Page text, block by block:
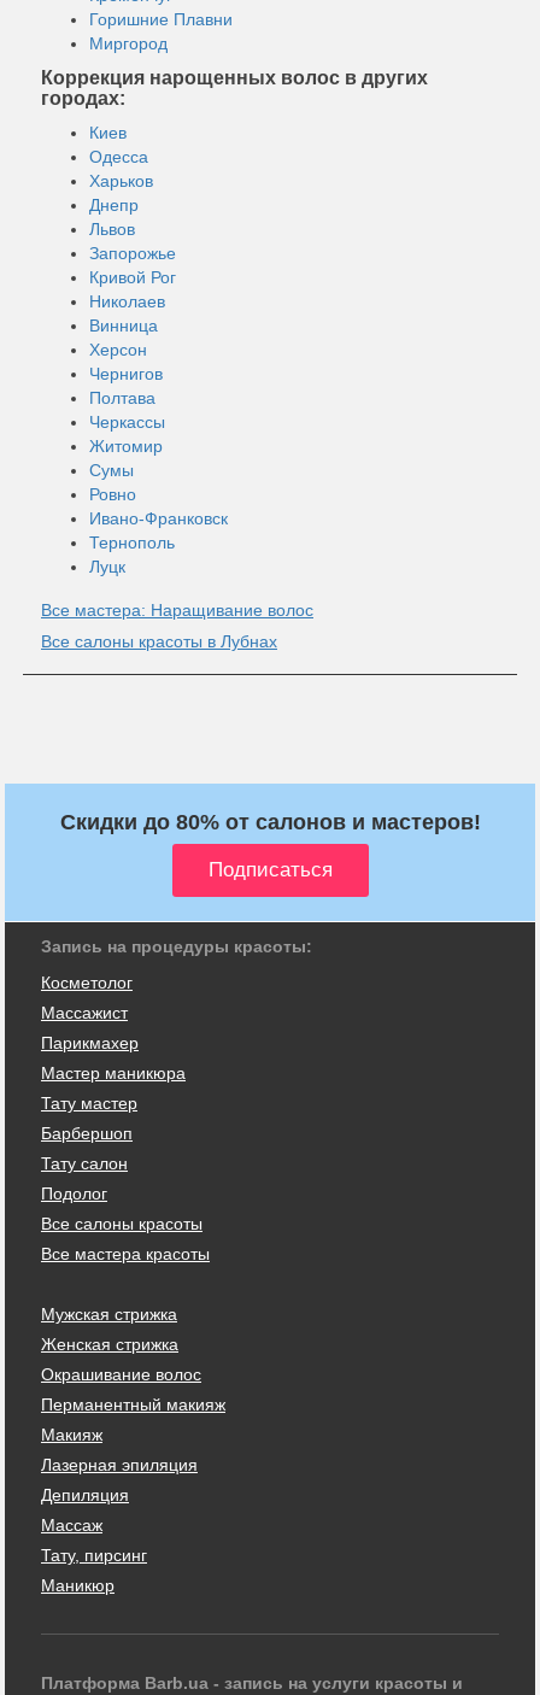
Горишние Плавни
Миргород
Коррекция нарощенных волос в других
городах:
Киев
Одесса
Харьков
Днепр
Львов
Запорожье
Кривой Рог
Николаев
Винница
Херсон
Чернигов
Полтава
Черкассы
Житомир
Сумы
Ровно
Ивано-Франковск
Тернополь
Луцк
Все мастера: Наращивание волос
Все салоны красоты в Лубнах
Скидки до 80% от салонов и мастеров!
Запись на процедуры красоты:
Косметолог
Массажист
Парикмахер
Мастер маникюра
Тату мастер
Барбершоп
Тату салон
Подолог
Все салоны красоты
Все мастера красоты
Мужская стрижка
Женская стрижка
Окрашивание волос
Перманентный макияж
Макияж
Лазерная эпиляция
Депиляция
Массаж
Тату, пирсинг
Маникюр
Платформа Barb.ua - запись на услуги красоты и